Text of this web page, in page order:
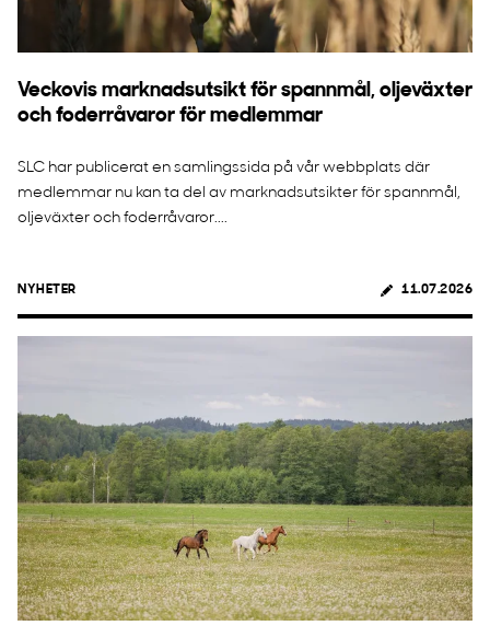
Veckovis marknadsutsikt för spannmål, oljeväxter
och foderråvaror för medlemmar
SLC har publicerat en samlingssida på vår webbplats där
medlemmar nu kan ta del av marknadsutsikter för spannmål,
oljeväxter och foderråvaror....
NYHETER 11.07.2026